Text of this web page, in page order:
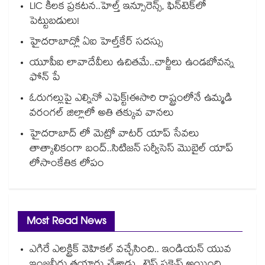
LIC కీలక ప్రకటన..హెల్త్ ఇన్సూరెన్స్, ఫిన్‌టెక్‌లో
పెట్టుబడులు!
హైదరాబాద్లో ఏఐ హెల్త్‌‌‌‌‌‌‌‌‌‌‌‌‌‌‌‌‌‌‌‌‌‌‌‌‌‌‌‌‌‌‌‌కేర్ సదస్సు
యూపీఐ లావాదేవీలు ఉచితమే..చార్జీలు ఉండబోవన్న
ఫోన్ పే
ఓరుగల్లుపై ఎల్నినో ఎఫెక్ట్!ఈసారి రాష్ట్రంలోనే ఉమ్మడి
వరంగల్ జిల్లాలో అతి తక్కువ వానలు
హైదరాబాద్ లో మెట్రో వాటర్‌‌ యాప్ సేవలు
తాత్కాలికంగా బంద్..సిటిజన్ సర్వీసెస్ మొబైల్ యాప్
లోసాంకేతిక లోపం
Most Read News
ఎగిరే ఎలక్ట్రిక్ వెహికల్ వచ్చేసింది.. ఇండియన్ యువ